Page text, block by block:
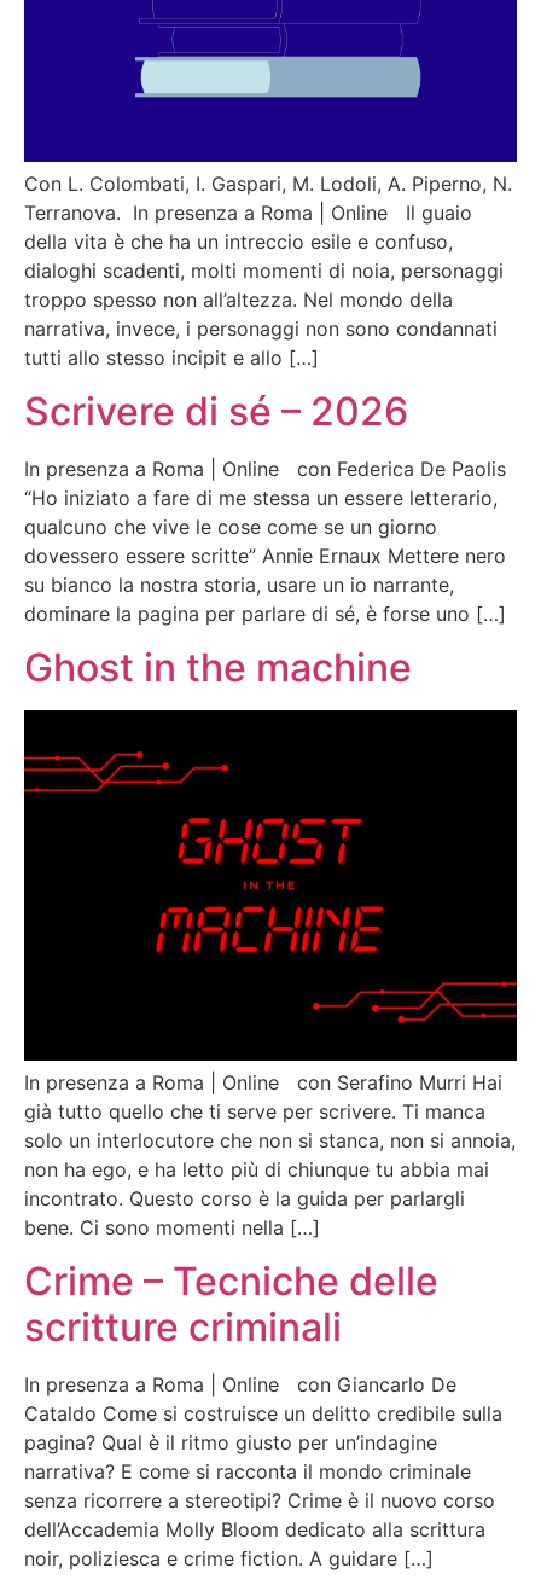
Con L. Colombati, I. Gaspari, M. Lodoli, A. Piperno, N.
Terranova. In presenza a Roma | Online Il guaio
della vita è che ha un intreccio esile e confuso,
dialoghi scadenti, molti momenti di noia, personaggi
troppo spesso non all’altezza. Nel mondo della
narrativa, invece, i personaggi non sono condannati
tutti allo stesso incipit e allo […]
Scrivere di sé – 2026
In presenza a Roma | Online con Federica De Paolis
“Ho iniziato a fare di me stessa un essere letterario,
qualcuno che vive le cose come se un giorno
dovessero essere scritte” Annie Ernaux Mettere nero
su bianco la nostra storia, usare un io narrante,
dominare la pagina per parlare di sé, è forse uno […]
Ghost in the machine
In presenza a Roma | Online con Serafino Murri Hai
già tutto quello che ti serve per scrivere. Ti manca
solo un interlocutore che non si stanca, non si annoia,
non ha ego, e ha letto più di chiunque tu abbia mai
incontrato. Questo corso è la guida per parlargli
bene. Ci sono momenti nella […]
Crime – Tecniche delle
scritture criminali
In presenza a Roma | Online con Giancarlo De
Cataldo Come si costruisce un delitto credibile sulla
pagina? Qual è il ritmo giusto per un’indagine
narrativa? E come si racconta il mondo criminale
senza ricorrere a stereotipi? Crime è il nuovo corso
dell’Accademia Molly Bloom dedicato alla scrittura
noir, poliziesca e crime fiction. A guidare […]